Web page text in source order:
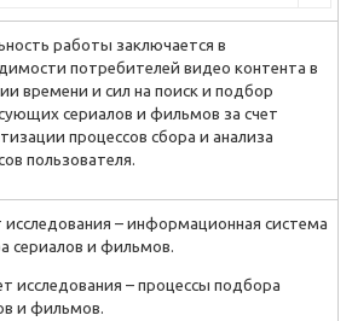
работы заключается в
потребителей видео контента в
времени и сил на поиск и подбор
сериалов и фильмов за счет
процессов сбора и анализа
пользователя.
– информационная система
сериалов и фильмов.
исследования – процессы подбора
и фильмов.